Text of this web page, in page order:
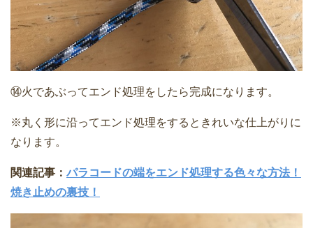
⑭火であぶってエンド処理をしたら完成になります。
※丸く形に沿ってエンド処理をするときれいな仕上がりに
なります。
関連記事： パラコードの端をエンド処理する色々な方法！
焼き止めの裏技！